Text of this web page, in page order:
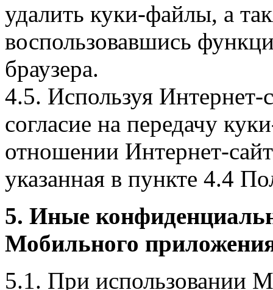
удалить куки-файлы, а
воспользовавшись
браузера.
4.5. Используя Интернет-
согласие на передачу
отношении Интернет-
указанная в пункте 4.4
5. Иные
Мобильного
5.1. При использовании